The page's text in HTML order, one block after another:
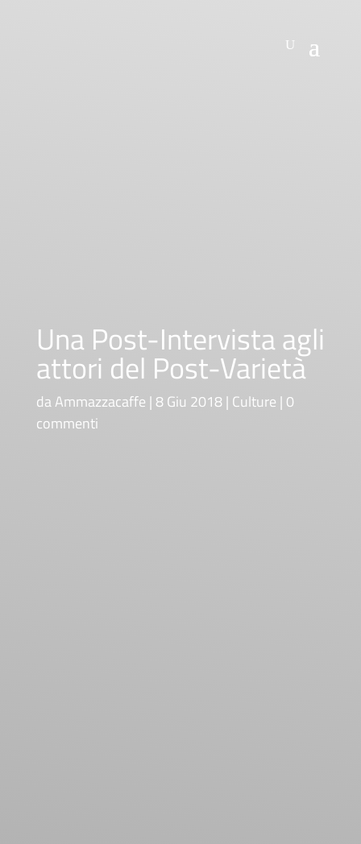
Una Post-Intervista agli
attori del Post-Varietà
daAmmazzacaffe 8 Giu 2018 Culture 0
commenti